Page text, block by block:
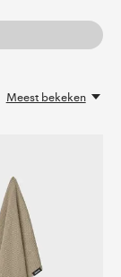
Meest bekeken